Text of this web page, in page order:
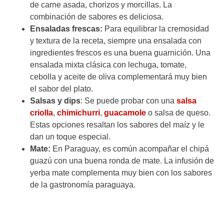
de carne asada, chorizos y morcillas. La
combinación de sabores es deliciosa.
Ensaladas frescas: Para equilibrar la cremosidad
y textura de la receta, siempre una ensalada con
ingredientes frescos es una buena guarnición. Una
ensalada mixta clásica con lechuga, tomate,
cebolla y aceite de oliva complementará muy bien
el sabor del plato.
Salsas y dips: Se puede probar con una salsa
criolla, chimichurri, guacamole o salsa de queso.
Estas opciones resaltan los sabores del maíz y le
dan un toque especial.
Mate: En Paraguay, es común acompañar el chipá
guazú con una buena ronda de mate. La infusión de
yerba mate complementa muy bien con los sabores
de la gastronomía paraguaya.